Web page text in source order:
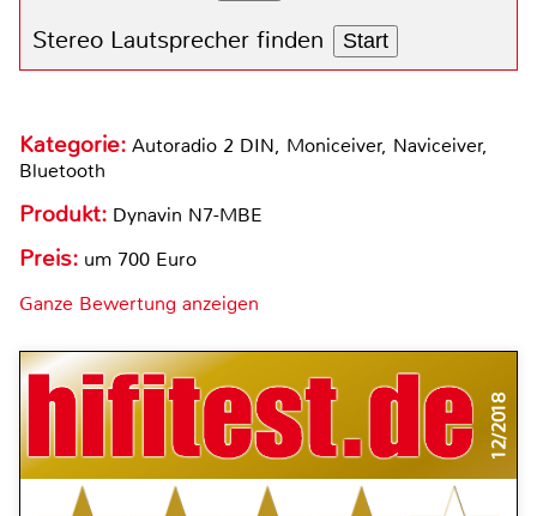
Stereo Lautsprecher finden Start
Kategorie: Autoradio 2 DIN, Moniceiver, Naviceiver,
Bluetooth
Produkt: Dynavin N7-MBE
Preis: um 700 Euro
Ganze Bewertung anzeigen
12/2018